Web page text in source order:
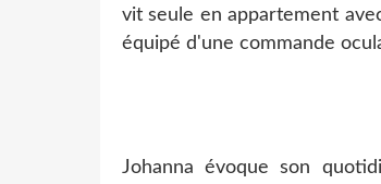
vit seule en appartement
équipé d'une commande
Johanna évoque son